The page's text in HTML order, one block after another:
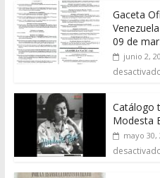
Gaceta
09 de
junio 2,
Catálogo
Modesta
mayo 30,